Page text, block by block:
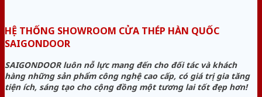
HỆ THỐNG SHOWROOM CỬA THÉP HÀN QUỐC
SAIGONDOOR
SAIGONDOOR luôn nỗ lực mang đến cho đối tác và khách
hàng những sản phẩm công nghệ cao cấp, có giá trị gia tăng
tiện ích, sáng tạo cho cộng đồng một tương lai tốt đẹp hơn!